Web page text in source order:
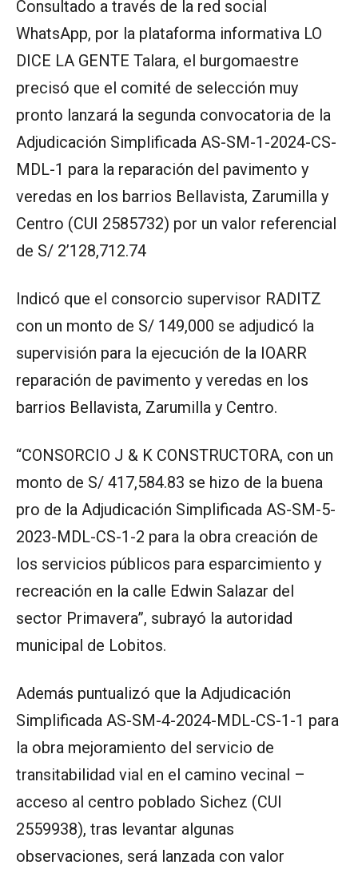
Consultado a través de la red social
WhatsApp, por la plataforma informativa LO
DICE LA GENTE Talara, el burgomaestre
precisó que el comité de selección muy
pronto lanzará la segunda convocatoria de la
Adjudicación Simplificada AS-SM-1-2024-CS-
MDL-1 para la reparación del pavimento y
veredas en los barrios Bellavista, Zarumilla y
Centro (CUI 2585732) por un valor referencial
de S/ 2’128,712.74
Indicó que el consorcio supervisor RADITZ
con un monto de S/ 149,000 se adjudicó la
supervisión para la ejecución de la IOARR
reparación de pavimento y veredas en los
barrios Bellavista, Zarumilla y Centro.
“CONSORCIO J & K CONSTRUCTORA, con un
monto de S/ 417,584.83 se hizo de la buena
pro de la Adjudicación Simplificada AS-SM-5-
2023-MDL-CS-1-2 para la obra creación de
los servicios públicos para esparcimiento y
recreación en la calle Edwin Salazar del
sector Primavera”, subrayó la autoridad
municipal de Lobitos.
Además puntualizó que la Adjudicación
Simplificada AS-SM-4-2024-MDL-CS-1-1 para
la obra mejoramiento del servicio de
transitabilidad vial en el camino vecinal –
acceso al centro poblado Sichez (CUI
2559938), tras levantar algunas
observaciones, será lanzada con valor